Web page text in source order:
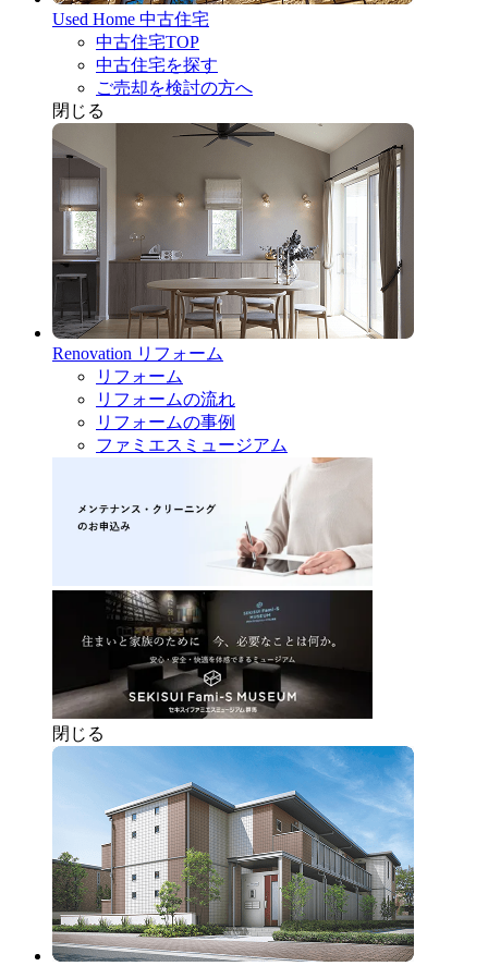
Used Home 中古住宅
中古住宅TOP
中古住宅を探す
ご売却を検討の方へ
閉じる
Renovation リフォーム
リフォーム
リフォームの流れ
リフォームの事例
ファミエスミュージアム
閉じる